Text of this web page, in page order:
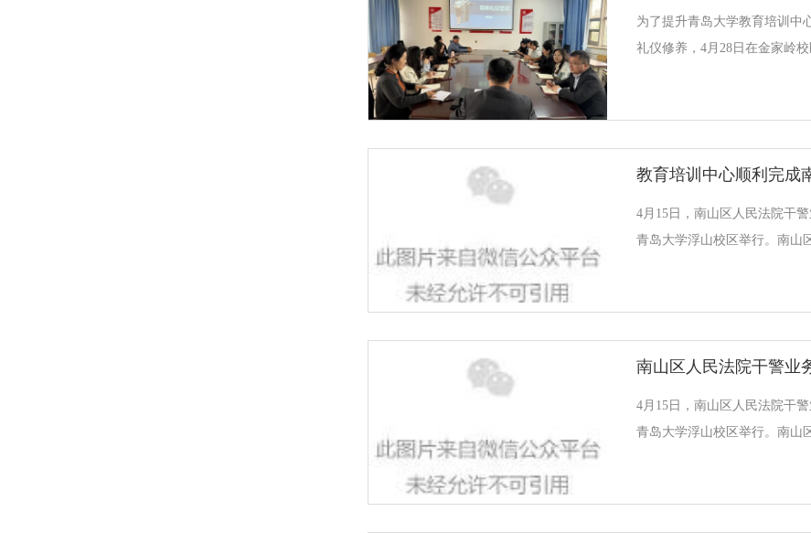
域为北川羌族自治县总工会的
静作开班动员讲话，她表示，
为了提升青岛大学教育培训中
礼仪修养，4月28日在金家岭
务礼仪专题培训。此次培训
讲，教育培训中心全体职工
个细节都进行了深入的探讨和
分析，让职工们掌握正确的礼
的形象和影响力。“细节决定成
4月15日，南山区人民法院干
青岛大学浮山校区举行。南山
文权，青岛大学继续教育学
本次培训班结合南山区人民
相结合的模式，提升培训实效
南山区人民法院干警业
4月15日，南山区人民法院干
青岛大学浮山校区举行。南山
文权，青岛大学继续教育学
宋立峰致欢迎辞，他介绍了